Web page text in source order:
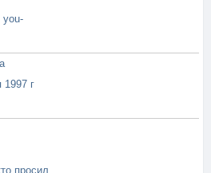
you-
1997 г
просил